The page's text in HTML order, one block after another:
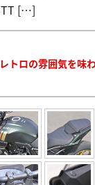
[…]
トロの雰囲気を味